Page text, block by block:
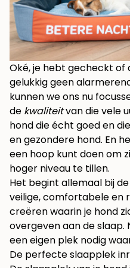
Oké, je hebt gecheckt of
gelukkig geen
kunnen we ons nu
de kwaliteitvan die vele
hond die écht goed en
en gezondere hond. En
een hoop kunt doen om
hoger niveau te tillen.
Het begint allemaal bij
veilige, comfortabele en
creëren waarin je hond
overgeven aan de slaap.
een eigen plek nodig
De perfecte slaapplek